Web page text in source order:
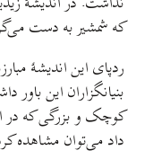
که شمشیر به دست
ردپای این اندیشهٔ
بنیانگزاران این
کوچک و بزرگی که در
داد می‌توان مشاهده